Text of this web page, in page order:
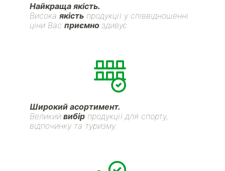
Найкраща якість.
Висока якість продукції у співвідношенні
ціни Вас приємно здивує.
Широкий асортимент.
Великий вибір продукції для спорту,
відпочинку та туризму.